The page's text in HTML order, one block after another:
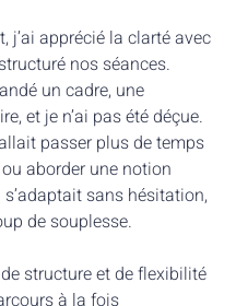
j’ai apprécié la clarté avec
nos séances.
un cadre, une
et je n’ai pas été déçue.
passer plus de temps
aborder une notion
sans hésitation,
de souplesse.
structure et de flexibilité